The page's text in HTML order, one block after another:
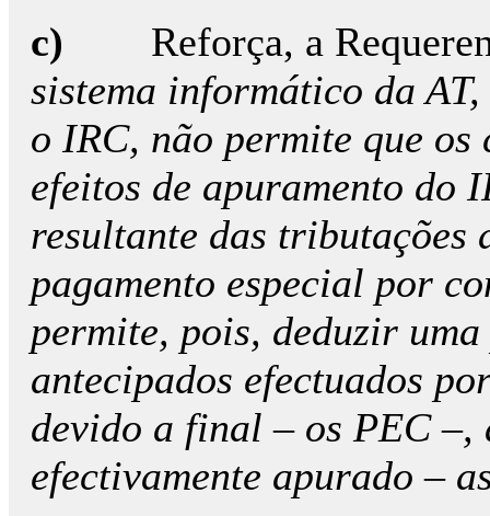
c) Reforça, a
sistema informático da
o IRC, não permite que
efeitos de apuramento do
resultante das tributações
pagamento especial por
permite, pois, deduzir
antecipados efectuados
devido a final – os PEC
efectivamente apurado –